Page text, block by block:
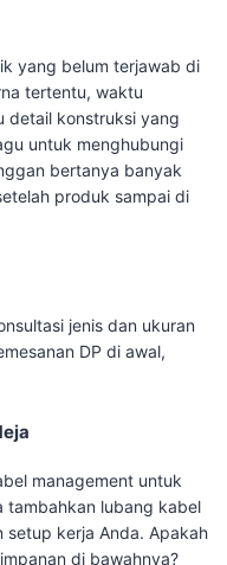
yang belum terjawab di
tertentu, waktu
detail konstruksi yang
untuk menghubungi
bertanya banyak
produk sampai di
jenis dan ukuran
DP di awal,
management untuk
tambahkan lubang kabel
setup kerja Anda. Apakah
di bawahnya?